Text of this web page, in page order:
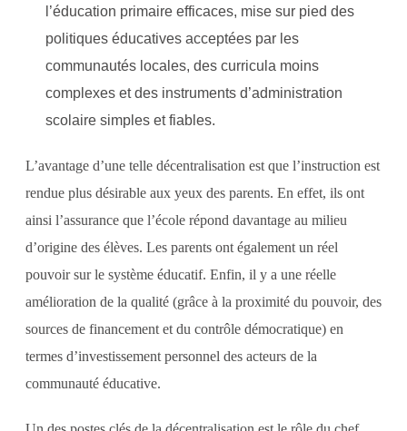
l’éducation primaire efficaces, mise sur pied des
politiques éducatives acceptées par les
communautés locales, des curricula moins
complexes et des instruments d’administration
scolaire simples et fiables.
L’avantage d’une telle décentralisation est que l’instruction est
rendue plus désirable aux yeux des parents. En effet, ils ont
ainsi l’assurance que l’école répond davantage au milieu
d’origine des élèves. Les parents ont également un réel
pouvoir sur le système éducatif. Enfin, il y a une réelle
amélioration de la qualité (grâce à la proximité du pouvoir, des
sources de financement et du contrôle démocratique) en
termes d’investissement personnel des acteurs de la
communauté éducative.